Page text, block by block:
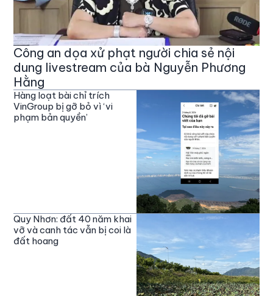
Công an dọa xử phạt người chia sẻ nội
dung livestream của bà Nguyễn Phương
Hằng
Hàng loạt bài chỉ trích
VinGroup bị gỡ bỏ vì ‘vi
phạm bản quyền’
Quy Nhơn: đất 40 năm khai
vỡ và canh tác vẫn bị coi là
đất hoang